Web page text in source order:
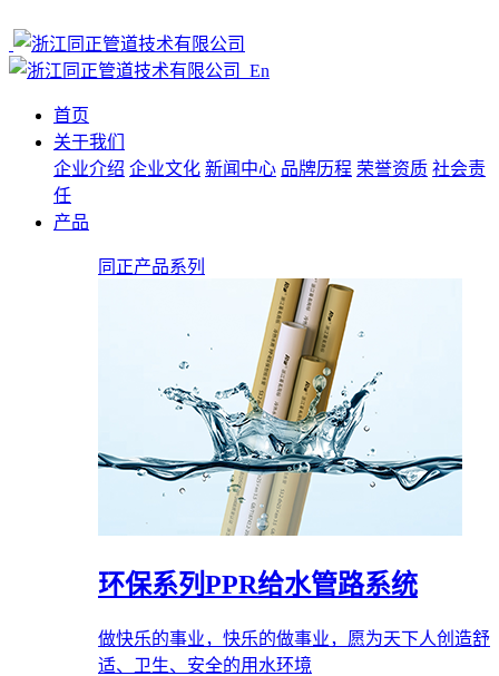
En
首页
关于我们
企业介绍 企业文化 新闻中心 品牌历程 荣誉资质 社会责
任
产品
同正产品系列
环保系列PPR给水管路系统
做快乐的事业，快乐的做事业，愿为天下人创造舒
适、卫生、安全的用水环境